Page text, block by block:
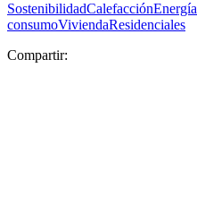
SostenibilidadCalefacciónEnergía
consumoViviendaResidenciales
Compartir: